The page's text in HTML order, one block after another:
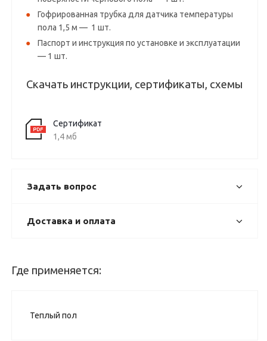
Гофрированная трубка для датчика температуры
пола 1,5 м — 1 шт.
Паспорт и инструкция по установке и эксплуатации
— 1 шт.
Скачать инструкции, сертификаты, схемы
Сертификат
1,4 мб
Задать вопрос
Доставка и оплата
Где применяется:
Теплый пол